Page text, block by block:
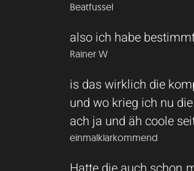
Beatfussel
also ich habe
Rainer W
is das wirklich die
und wo krieg ich nu
ach ja und äh coole
einmalklarkommend